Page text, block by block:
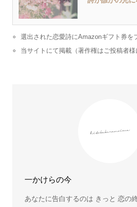
選出された恋愛詩にAmazonギフト券を
当サイトにて掲載（著作権はご投稿者様
一かけらの今
あなたに告白するのは きっと 恋の